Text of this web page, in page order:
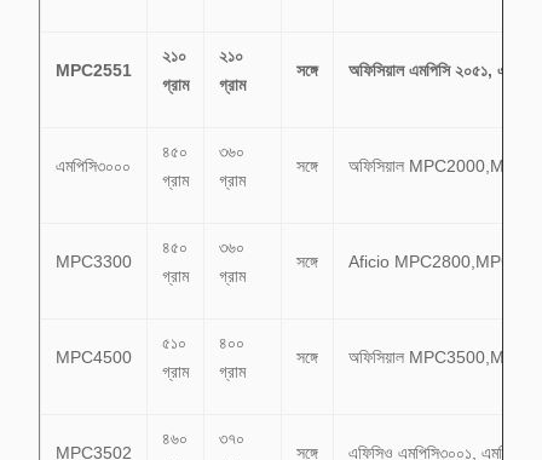
MPC2551
২১০
গ্রাম
২১০
গ্রাম
সঙ্গে অফিসিয়াল এমপিসি ২০৫১,
এমপিসি৩০০০
৪৫০
গ্রাম
৩৬০
গ্রাম
সঙ্গে অফিসিয়াল
MPC3300
৪৫০
গ্রাম
৩৬০
গ্রাম
সঙ্গে Aficio
MPC4500
৫১০
গ্রাম
৪০০
গ্রাম
সঙ্গে অফিসিয়াল
MPC3502
৪৬০
৩৭০
সঙ্গে এফিসিও এমপিসি৩০০১,